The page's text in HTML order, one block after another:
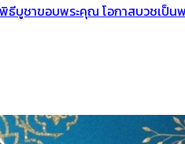
บูชาขอบพระคุณ โอกาสบวชเป็น